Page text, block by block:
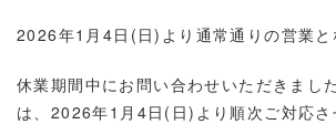
2026年1月4日(日)より通常通りの営業と
休業期間中にお問い合わせいただきまし
は、2026年1月4日(日)より順次ご対応さ